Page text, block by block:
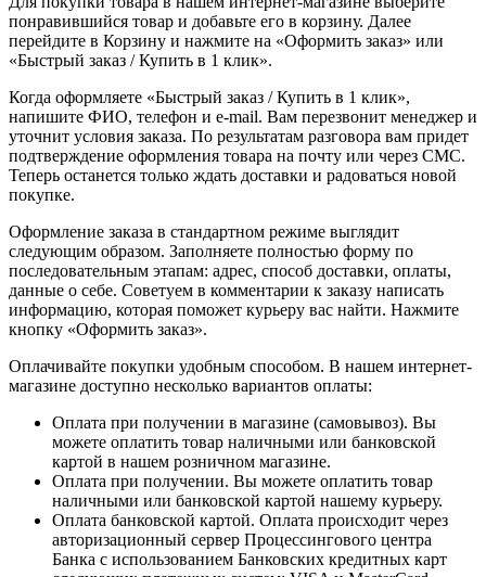
понравившийся товар и добавьте его в корзину. Далее
перейдите в Корзину и нажмите на «Оформить заказ» или
«Быстрый заказ / Купить в 1 клик».
Когда оформляете «Быстрый заказ / Купить в 1 клик»,
напишите ФИО, телефон и e-mail. Вам перезвонит менеджер и
уточнит условия заказа. По результатам разговора вам придет
подтверждение оформления товара на почту или через СМС.
Теперь останется только ждать доставки и радоваться новой
покупке.
Оформление заказа в стандартном режиме выглядит
следующим образом. Заполняете полностью форму по
последовательным этапам: адрес, способ доставки, оплаты,
данные о себе. Советуем в комментарии к заказу написать
информацию, которая поможет курьеру вас найти. Нажмите
кнопку «Оформить заказ».
Оплачивайте покупки удобным способом. В нашем интернет-
магазине доступно несколько вариантов оплаты:
Оплата при получении в магазине (самовывоз). Вы
можете оплатить товар наличными или банковской
картой в нашем розничном магазине.
Оплата при получении. Вы можете оплатить товар
наличными или банковской картой нашему курьеру.
Оплата банковской картой. Оплата происходит через
авторизационный сервер Процессингового центра
Банка с использованием Банковских кредитных карт